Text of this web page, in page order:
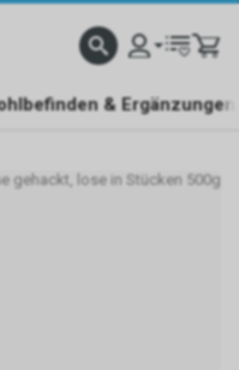
& Ergänzungen
gehackt, lose in Stücken 500g